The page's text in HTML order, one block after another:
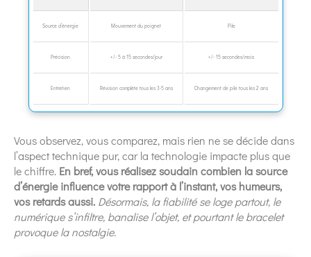
Source d’énergie Mouvement du poignet Pile
Précision +/- 5 à 15 secondes/jour +/- 15 secondes/mois
Entretien Révision complète tous les 3-5 ans Changement de pile tous les 2 ans
Vous observez, vous comparez, mais rien ne se décide dans
l’aspect technique pur, car la technologie impacte plus que
le chiffre. En bref, vous réalisez soudain combien la source
d’énergie influence votre rapport à l’instant, vos humeurs,
vos retards aussi. Désormais, la fiabilité se loge partout, le
numérique s’infiltre, banalise l’objet, et pourtant le bracelet
provoque la nostalgie.